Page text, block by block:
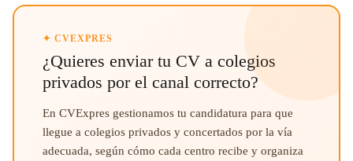
✦ CVEXPRES
¿Quieres enviar tu CV a colegios
privados por el canal correcto?
En CVExpres gestionamos tu candidatura para que
llegue a colegios privados y concertados por la vía
adecuada, según cómo cada centro recibe y organiza